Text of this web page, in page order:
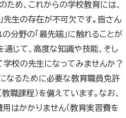
ため、これからの学校教育には、
先生の存在が不可欠です。皆さん
分野の「最先端」に触れることが
じて、高度な知識や技能、そし
校の先生になってみませんか？
なるために必要な教育職員免許
職課程）を備えています。なお、
はかかりません（教育実習費を